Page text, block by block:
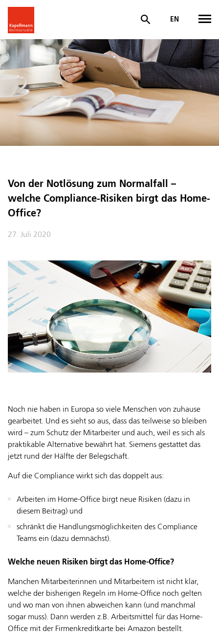
EN
Von der Notlösung zum Normalfall –
welche Compliance-Risiken birgt das Home-
Office?
27. Juli 2020
Noch nie haben in Europa so viele Menschen von zuhause
gearbeitet. Und es sieht so aus, dass das teilweise so bleiben
wird – zum Schutz der Mitarbeiter und auch, weil es sich als
praktikable Alternative bewährt hat. Siemens gestattet das
jetzt rund der Hälfte der Belegschaft.
Auf die Compliance wirkt sich das doppelt aus:
Arbeiten im Home-Office birgt neue Risiken (dazu in
diesem Beitrag) und
schränkt die Handlungsmöglichkeiten des Compliance
Teams ein (dazu demnächst).
Welche neuen Risiken birgt das Home-Office?
Manchen Mitarbeiterinnen und Mitarbeitern ist nicht klar,
welche der bisherigen Regeln im Home-Office noch gelten
und wo man von ihnen abweichen kann (und manchmal
sogar muss). Dann werden z.B. Arbeitsmittel für das Home-
Office mit der Firmenkreditkarte bei Amazon bestellt.